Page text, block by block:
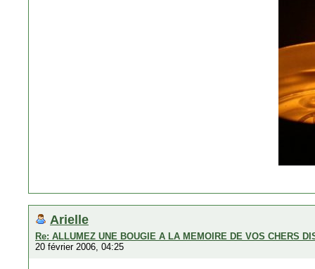
Arielle
Re: ALLUMEZ UNE BOUGIE A LA MEMOIRE DE VOS CHERS
20 février 2006, 04:25